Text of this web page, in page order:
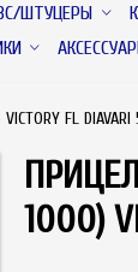
ШТУЦЕРЫ
FL DIAVARI
1000)